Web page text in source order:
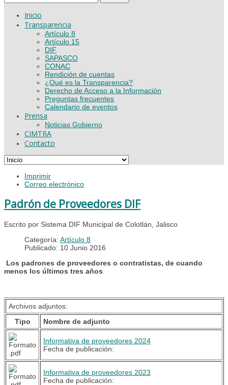
Inicio
Transparencia
Artículo 8
Artículo 15
DIF
SAPASCO
CONAC
Rendición de cuentas
¿Qué es la Transparencia?
Derecho de Acceso a la Información
Preguntas frecuentes
Calendario de eventos
Prensa
Noticias Gobierno
CIMTRA
Contacto
Imprimir
Correo electrónico
Padrón de Proveedores DIF
Escrito por Sistema DIF Municipal de Colotlán, Jalisco
Categoría: Artículo 8
Publicado: 10 Junio 2016
Los padrones de proveedores o contratistas, de cuando
menos los últimos tres años
Archivos adjuntos:
Tipo
Nombre de adjunto
Informativa de proveedores 2024
Fecha de publicación:
Informativa de proveedores 2023
Fecha de publicación: